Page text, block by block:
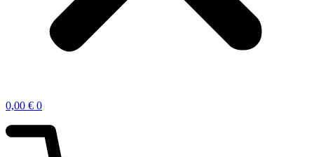
0,00 € 0